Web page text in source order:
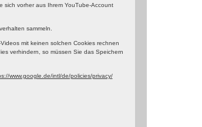
sich vorher aus Ihrem YouTube-Account
sammeln.
mit keinen solchen Cookies rechnen
verhindern, so müssen Sie das Speichern
www.google.de/intl/de/policies/privacy/